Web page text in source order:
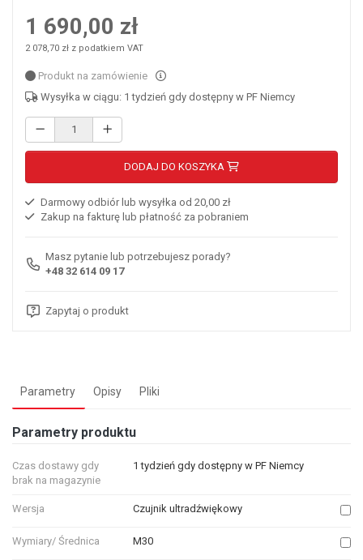
1 690,00 zł
2 078,70 zł z podatkiem VAT
Produkt na zamówienie
Wysyłka w ciągu: 1 tydzień gdy dostępny w PF Niemcy
DODAJ DO KOSZYKA
Darmowy odbiór lub wysyłka od 20,00 zł
Zakup na fakturę lub płatność za pobraniem
Masz pytanie lub potrzebujesz porady?
+48 32 614 09 17
Zapytaj o produkt
Parametry Opisy Pliki
Parametry produktu
Czas dostawy gdy
brak na magazynie
1 tydzień gdy dostępny w PF Niemcy
Wersja Czujnik ultradźwiękowy
Wymiary/ Średnica M30